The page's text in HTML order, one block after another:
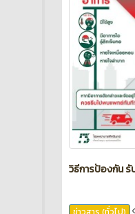
วิธีการป้องกัน รั